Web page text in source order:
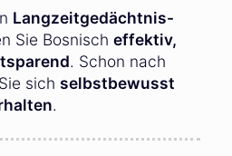
Langzeitgedächtnis-
Sie Bosnisch effektiv,
. Schon nach
sich selbstbewusst
.